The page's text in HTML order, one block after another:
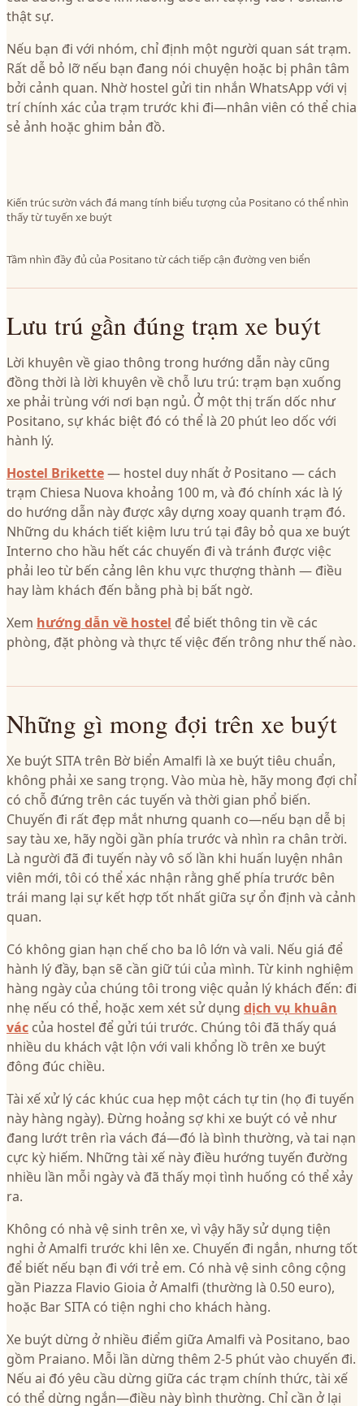
thật sự.
Nếu bạn đi với nhóm, chỉ định một người quan sát trạm.
Rất dễ bỏ lỡ nếu bạn đang nói chuyện hoặc bị phân tâm
bởi cảnh quan. Nhờ hostel gửi tin nhắn WhatsApp với vị
trí chính xác của trạm trước khi đi—nhân viên có thể chia
sẻ ảnh hoặc ghim bản đồ.
Kiến trúc sườn vách đá mang tính biểu tượng của Positano có thể nhìn
thấy từ tuyến xe buýt
Tầm nhìn đầy đủ của Positano từ cách tiếp cận đường ven biển
Lưu trú gần đúng trạm xe buýt
Lời khuyên về giao thông trong hướng dẫn này cũng
đồng thời là lời khuyên về chỗ lưu trú: trạm bạn xuống
xe phải trùng với nơi bạn ngủ. Ở một thị trấn dốc như
Positano, sự khác biệt đó có thể là 20 phút leo dốc với
hành lý.
Hostel Brikette— hostel duy nhất ở Positano — cách
trạm Chiesa Nuova khoảng 100 m, và đó chính xác là lý
do hướng dẫn này được xây dựng xoay quanh trạm đó.
Những du khách tiết kiệm lưu trú tại đây bỏ qua xe buýt
Interno cho hầu hết các chuyến đi và tránh được việc
phải leo từ bến cảng lên khu vực thượng thành — điều
hay làm khách đến bằng phà bị bất ngờ.
Xem hướng dẫn về hostel để biết thông tin về các
phòng, đặt phòng và thực tế việc đến trông như thế nào.
Những gì mong đợi trên xe buýt
Xe buýt SITA trên Bờ biển Amalfi là xe buýt tiêu chuẩn,
không phải xe sang trọng. Vào mùa hè, hãy mong đợi chỉ
có chỗ đứng trên các tuyến và thời gian phổ biến.
Chuyến đi rất đẹp mắt nhưng quanh co—nếu bạn dễ bị
say tàu xe, hãy ngồi gần phía trước và nhìn ra chân trời.
Là người đã đi tuyến này vô số lần khi huấn luyện nhân
viên mới, tôi có thể xác nhận rằng ghế phía trước bên
trái mang lại sự kết hợp tốt nhất giữa sự ổn định và cảnh
quan.
Có không gian hạn chế cho ba lô lớn và vali. Nếu giá để
hành lý đầy, bạn sẽ cần giữ túi của mình. Từ kinh nghiệm
hàng ngày của chúng tôi trong việc quản lý khách đến: đi
nhẹ nếu có thể, hoặc xem xét sử dụng dịch vụ khuân
vác của hostel để gửi túi trước. Chúng tôi đã thấy quá
nhiều du khách vật lộn với vali khổng lồ trên xe buýt
đông đúc chiều.
Tài xế xử lý các khúc cua hẹp một cách tự tin (họ đi tuyến
này hàng ngày). Đừng hoảng sợ khi xe buýt có vẻ như
đang lướt trên rìa vách đá—đó là bình thường, và tai nạn
cực kỳ hiếm. Những tài xế này điều hướng tuyến đường
nhiều lần mỗi ngày và đã thấy mọi tình huống có thể xảy
ra.
Không có nhà vệ sinh trên xe, vì vậy hãy sử dụng tiện
nghi ở Amalfi trước khi lên xe. Chuyến đi ngắn, nhưng tốt
để biết nếu bạn đi với trẻ em. Có nhà vệ sinh công cộng
gần Piazza Flavio Gioia ở Amalfi (thường là 0.50 euro),
hoặc Bar SITA có tiện nghi cho khách hàng.
Xe buýt dừng ở nhiều điểm giữa Amalfi và Positano, bao
gồm Praiano. Mỗi lần dừng thêm 2-5 phút vào chuyến đi.
Nếu ai đó yêu cầu dừng giữa các trạm chính thức, tài xế
có thể dừng ngắn—điều này bình thường. Chỉ cần ở lại